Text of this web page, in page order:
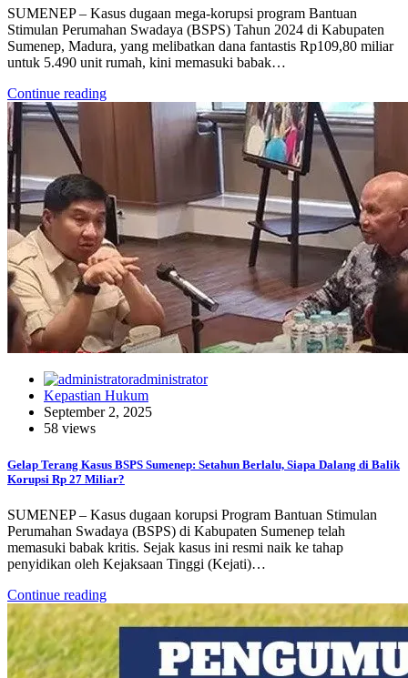
SUMENEP – Kasus dugaan mega-korupsi program Bantuan
Stimulan Perumahan Swadaya (BSPS) Tahun 2024 di Kabupaten
Sumenep, Madura, yang melibatkan dana fantastis Rp109,80 miliar
untuk 5.490 unit rumah, kini memasuki babak…
Continue reading
administrator
Kepastian Hukum
September 2, 2025
58 views
Gelap Terang Kasus BSPS Sumenep: Setahun Berlalu, Siapa Dalang di Balik
Korupsi Rp 27 Miliar?
SUMENEP – Kasus dugaan korupsi Program Bantuan Stimulan
Perumahan Swadaya (BSPS) di Kabupaten Sumenep telah
memasuki babak kritis. Sejak kasus ini resmi naik ke tahap
penyidikan oleh Kejaksaan Tinggi (Kejati)…
Continue reading